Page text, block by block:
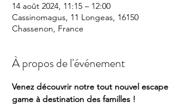
14 août 2024, 11:15 – 12:00
Cassinomagus, 11 Longeas, 16150
Chassenon, France
À propos de l'événement
Venez découvrir notre tout nouvel escape
game à destination des familles !